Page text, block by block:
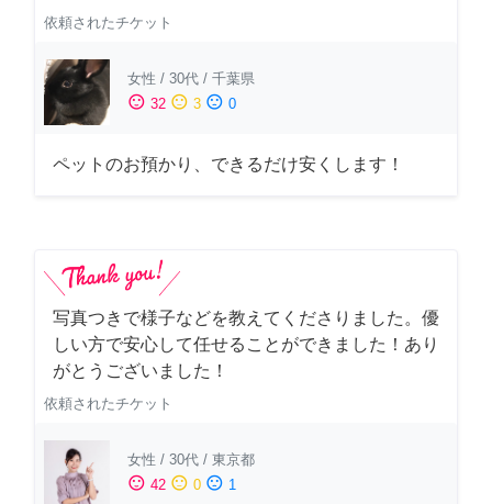
依頼されたチケット
女性 / 30代 / 千葉県
sentiment_satisfied 32 sentiment_neutral 3 sentiment_dissatisfied 0
ペットのお預かり、できるだけ安くします！
写真つきで様子などを教えてくださりました。優
しい方で安心して任せることができました！あり
がとうございました！
依頼されたチケット
女性 / 30代 / 東京都
sentiment_satisfied 42 sentiment_neutral 0 sentiment_dissatisfied 1